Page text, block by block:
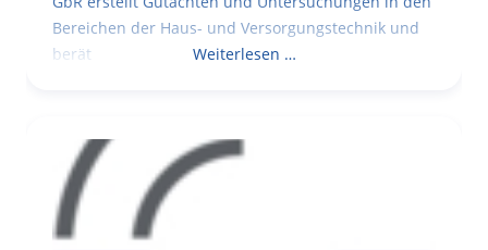
Bereichen der Haus- und Versorgungstechnik und
berät
Weiterlesen …